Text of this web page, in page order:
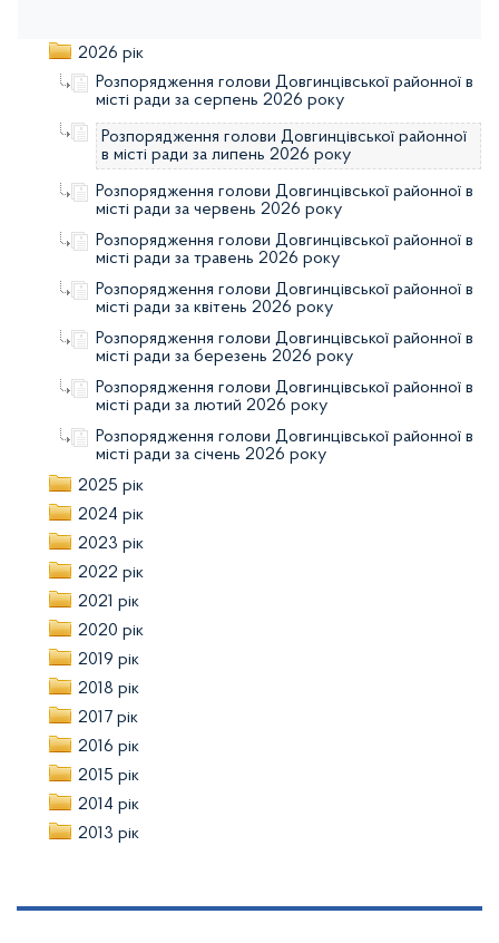
2026 рік
Розпорядження голови Довгинцівської районної в
місті ради за серпень 2026 року
Розпорядження голови Довгинцівської районної
в місті ради за липень 2026 року
Розпорядження голови Довгинцівської районної в
місті ради за червень 2026 року
Розпорядження голови Довгинцівської районної в
місті ради за травень 2026 року
Розпорядження голови Довгинцівської районної в
місті ради за квітень 2026 року
Розпорядження голови Довгинцівської районної в
місті ради за березень 2026 року
Розпорядження голови Довгинцівської районної в
місті ради за лютий 2026 року
Розпорядження голови Довгинцівської районної в
місті ради за січень 2026 року
2025 рік
2024 рік
2023 рік
2022 рік
2021 рік
2020 рік
2019 рік
2018 рік
2017 рік
2016 рік
2015 рік
2014 рік
2013 рік